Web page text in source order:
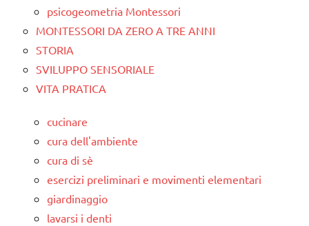
psicogeometria Montessori
MONTESSORI DA ZERO A TRE ANNI
STORIA
SVILUPPO SENSORIALE
VITA PRATICA
cucinare
cura dell'ambiente
cura di sè
esercizi preliminari e movimenti elementari
giardinaggio
lavarsi i denti